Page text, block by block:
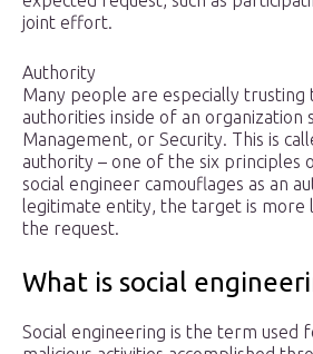
joint effort.
Authority
Many people are especially trusting
authorities inside of an organization
Management, or Security. This is
authority – one of the six principles
social engineer camouflages as an
legitimate entity, the target is more
the request.
What is social
Social engineering is the term used